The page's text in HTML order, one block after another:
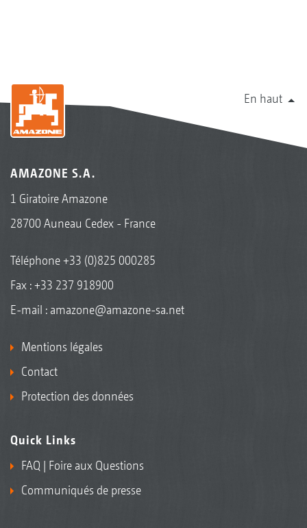
En haut
AMAZONE S.A.
1 Giratoire Amazone
28700 Auneau Cedex - France
Téléphone+33 (0)825 000285
Fax : +33 237 918900
E-mail : amazone@amazone-sa.net
Mentions légales
Contact
Protection des données
Quick Links
FAQ | Foire aux Questions
Communiqués de presse